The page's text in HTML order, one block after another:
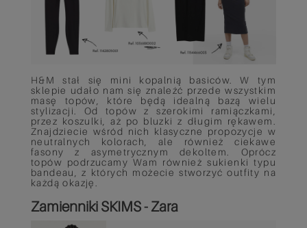
H&M stał się mini kopalnią basiców. W tym
sklepie udało nam się znaleźć przede wszystkim
masę topów, które będą idealną bazą wielu
stylizacji. Od topów z szerokimi ramiączkami,
przez koszulki, aż po bluzki z długim rękawem.
Znajdziecie wśród nich klasyczne propozycje w
neutralnych kolorach, ale również ciekawe
fasony z asymetrycznym dekoltem. Oprócz
topów podrzucamy Wam również sukienki typu
bandeau, z których możecie stworzyć outfity na
każdą okazję.
Zamienniki SKIMS - Zara